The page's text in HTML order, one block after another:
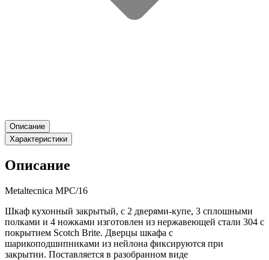
Описание
Характеристики
Описание
Metaltecnica MPC/16
Шкаф кухонный закрытый, с 2 дверями-купе, 3 сплошными
полками и 4 ножками изготовлен из нержавеющей стали 304 с
покрытием Scotch Brite. Дверцы шкафа с
шарикоподшипниками из нейлона фиксируются при
закрытии. Поставляется в разобранном виде